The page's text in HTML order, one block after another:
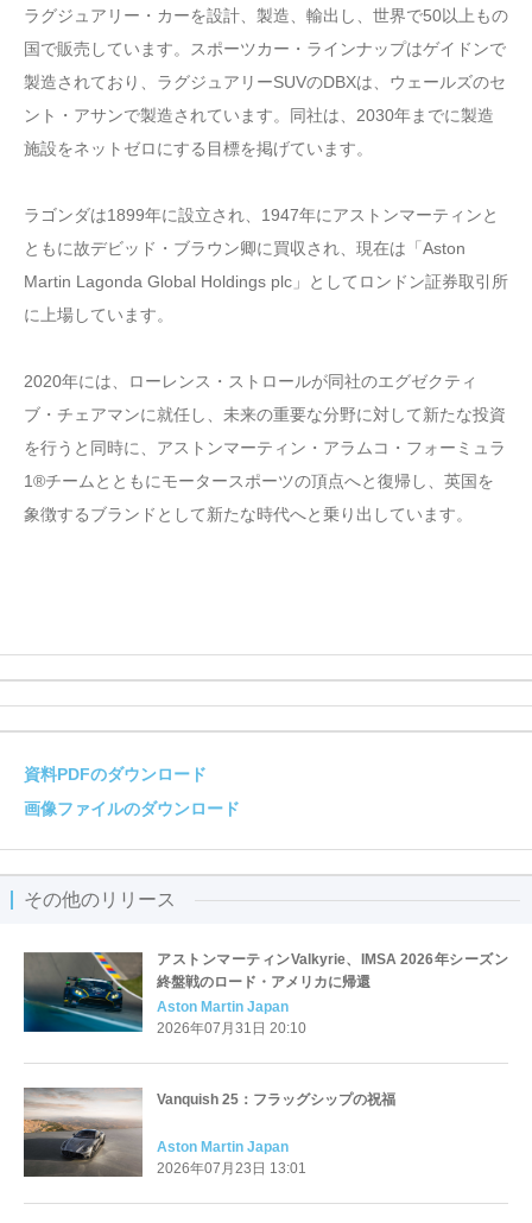
ラグジュアリー・カーを設計、製造、輸出し、世界で50以上もの
国で販売しています。スポーツカー・ラインナップはゲイドンで
製造されており、ラグジュアリーSUVのDBXは、ウェールズのセ
ント・アサンで製造されています。同社は、2030年までに製造
施設をネットゼロにする目標を掲げています。
ラゴンダは1899年に設立され、1947年にアストンマーティンと
ともに故デビッド・ブラウン卿に買収され、現在は「Aston
Martin Lagonda Global Holdings plc」としてロンドン証券取引所
に上場しています。
2020年には、ローレンス・ストロールが同社のエグゼクティ
ブ・チェアマンに就任し、未来の重要な分野に対して新たな投資
を行うと同時に、アストンマーティン・アラムコ・フォーミュラ
1®チームとともにモータースポーツの頂点へと復帰し、英国を
象徴するブランドとして新たな時代へと乗り出しています。
資料PDFのダウンロード
画像ファイルのダウンロード
その他のリリース
アストンマーティンValkyrie、IMSA 2026年シーズン
終盤戦のロード・アメリカに帰還
Aston Martin Japan
2026年07月31日 20:10
Vanquish 25：フラッグシップの祝福
Aston Martin Japan
2026年07月23日 13:01